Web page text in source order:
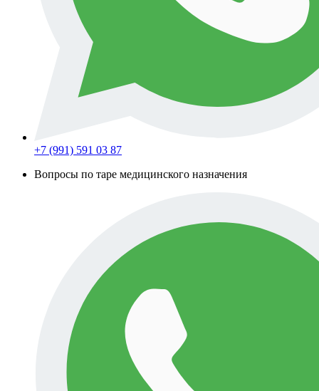
+7 (991) 591 03 87
Вопросы по таре медицинского назначения